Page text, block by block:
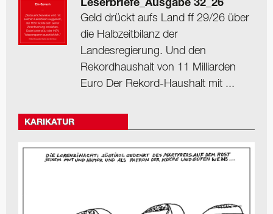
Leserbriefe_Ausgabe 32_26
Geld drückt aufs Land ff 29/26 über
die Halbzeitbilanz der
Landesregierung. Und den
Rekordhaushalt von 11 Milliarden
Euro Der Rekord-Haushalt mit ...
KARIKATUR